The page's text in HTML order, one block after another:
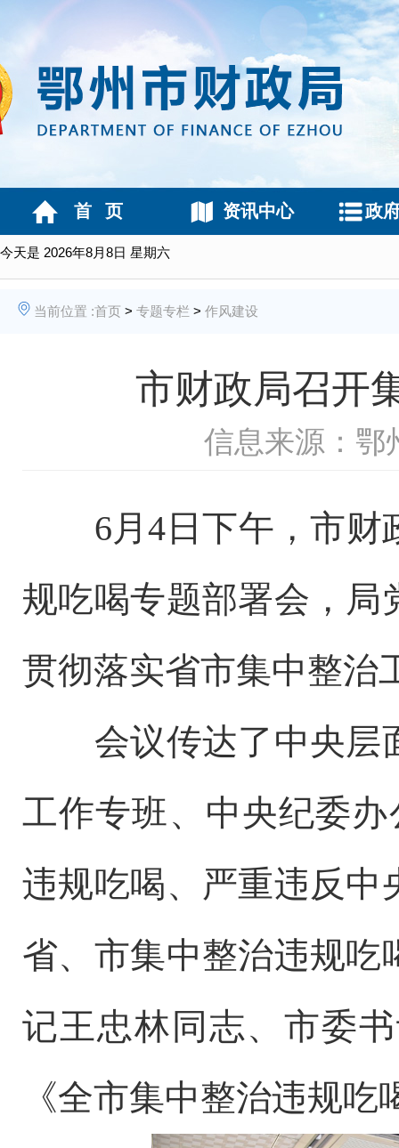
今天是 2026年8月8日 星期六
首 页 资讯中心 政
当前位置 :首页 > 专题专栏 > 作风建设
市财政局召开
信息来源：鄂
6月4日下午，市
规吃喝专题部署会，局
贯彻落实省市集中整治
会议传达了中央层
工作专班、中央纪委
违规吃喝、严重违反中
省、市集中整治违规吃
记王忠林同志、市委
《全市集中整治违规吃